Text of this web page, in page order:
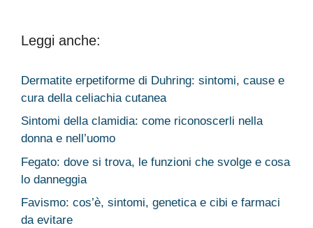
Leggi anche:
Dermatite erpetiforme di Duhring: sintomi, cause e
cura della celiachia cutanea
Sintomi della clamidia: come riconoscerli nella
donna e nell’uomo
Fegato: dove si trova, le funzioni che svolge e cosa
lo danneggia
Favismo: cos’è, sintomi, genetica e cibi e farmaci
da evitare